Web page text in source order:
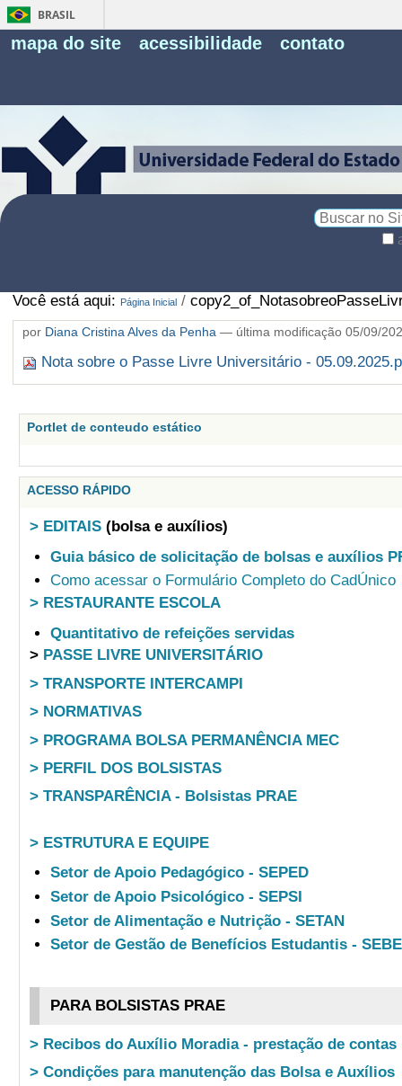
BRASIL
mapa do site acessibilidade contato
Você está aqui: Página Inicial /
por Diana Cristina Alves da Penha— última modificação05/09/
Nota sobre o Passe Livre Universitário -
Portlet de conteudo estático
ACESSO RÁPIDO
> EDITAIS (bolsa e auxílios)
Guia básico de solicitação de bolsas e auxílios
Como acessar o Formulário Completo do CadÚnico
> RESTAURANTE ESCOLA
Quantitativo de refeições servidas
> PASSE LIVRE UNIVERSITÁRIO
> TRANSPORTE INTERCAMPI
> NORMATIVAS
> PROGRAMA BOLSA PERMANÊNCIA MEC
> PERFIL DOS BOLSISTAS
> TRANSPARÊNCIA - Bolsistas PRAE
> ESTRUTURA E EQUIPE
Setor de Apoio Pedagógico - SEPED
Setor de Apoio Psicológico - SEPSI
Setor de Alimentação e Nutrição - SETAN
Setor de Gestão de Benefícios Estudantis -
PARA BOLSISTAS PRAE
> Recibos do Auxílio Moradia - prestação de contas
> Condições para manutenção das Bolsa e Auxílios